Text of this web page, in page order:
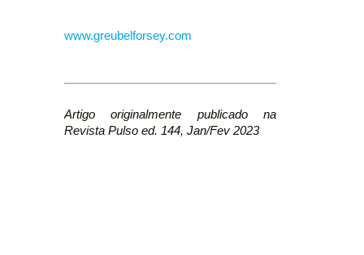
www.greubelforsey.com
Artigo originalmente publicado na
Revista Pulso ed. 144, Jan/Fev 2023